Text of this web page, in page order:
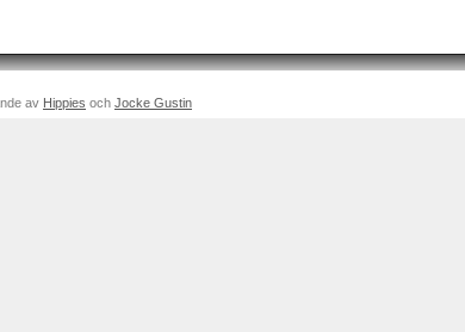
av Hippies och Jocke Gustin